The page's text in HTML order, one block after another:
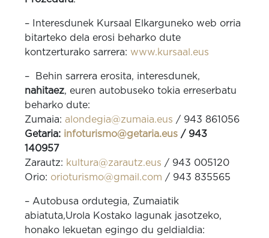
– Interesdunek Kursaal Elkarguneko web orria
bitarteko dela erosi beharko dute
kontzerturako sarrera: www.kursaal.eus
– Behin sarrera erosita, interesdunek,
nahitaez, euren autobuseko tokia erreserbatu
beharko dute:
Zumaia: alondegia@zumaia.eus / 943 861056
Getaria: infoturismo@getaria.eus/ 943
140957
Zarautz: kultura@zarautz.eus / 943 005120
Orio: orioturismo@gmail.com / 943 835565
– Autobusa ordutegia, Zumaiatik
abiatuta,Urola Kostako lagunak jasotzeko,
honako lekuetan egingo du geldialdia: